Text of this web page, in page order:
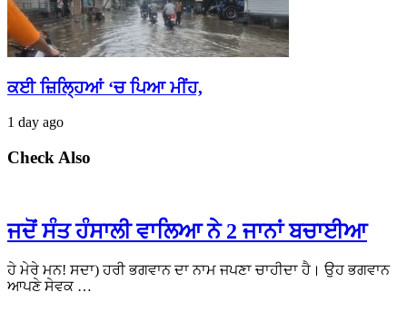
ਕਈ ਜ਼ਿਲ੍ਹਿਆਂ ‘ਚ ਪਿਆ ਮੀਂਹ,
1 day ago
Check Also
ਜਦੋਂ ਸੰਤ ਹੰਸਾਲੀ ਵਾਲਿਆ ਨੇ 2 ਜਾਨਾਂ ਬਚਾਈਆ
ਹੇ ਮੇਰੇ ਮਨ! ਸਦਾ) ਹਰੀ ਭਗਵਾਨ ਦਾ ਨਾਮ ਜਪਣਾ ਚਾਹੀਦਾ ਹੈ। ਉਹ ਭਗਵਾਨ
ਆਪਣੇ ਸੇਵਕ …